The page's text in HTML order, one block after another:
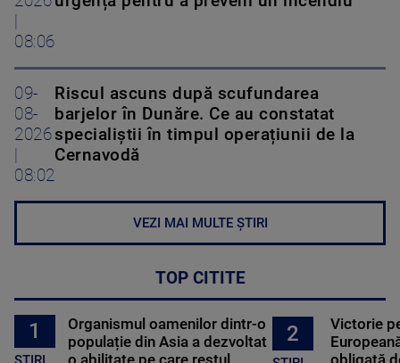
08:06
09-
08-
2026
08:02
Riscul ascuns după scufundarea
barjelor în Dunăre. Ce au constatat
specialiștii în timpul operațiunii de la
Cernavodă
VEZI MAI MULTE ȘTIRI
TOP CITITE
1
Organismul oamenilor dintr-o
populație din Asia a dezvoltat
o abilitate pe care restul
2
Victorie
obligată